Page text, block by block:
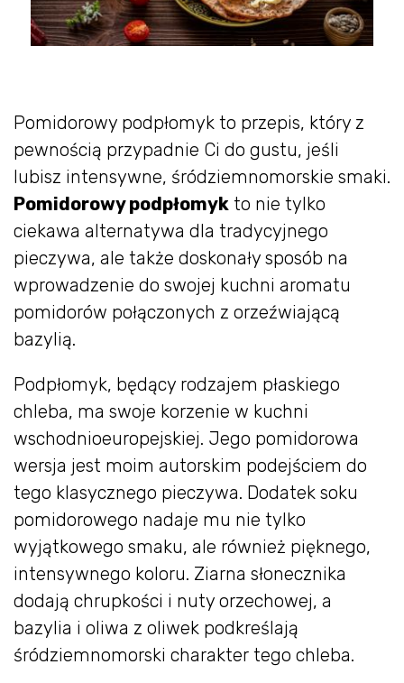
Pomidorowy podpłomyk to przepis, który z
pewnością przypadnie Ci do gustu, jeśli
lubisz intensywne, śródziemnomorskie smaki.
Pomidorowy podpłomyk to nie tylko
ciekawa alternatywa dla tradycyjnego
pieczywa, ale także doskonały sposób na
wprowadzenie do swojej kuchni aromatu
pomidorów połączonych z orzeźwiającą
bazylią.
Podpłomyk, będący rodzajem płaskiego
chleba, ma swoje korzenie w kuchni
wschodnioeuropejskiej. Jego pomidorowa
wersja jest moim autorskim podejściem do
tego klasycznego pieczywa. Dodatek soku
pomidorowego nadaje mu nie tylko
wyjątkowego smaku, ale również pięknego,
intensywnego koloru. Ziarna słonecznika
dodają chrupkości i nuty orzechowej, a
bazylia i oliwa z oliwek podkreślają
śródziemnomorski charakter tego chleba.